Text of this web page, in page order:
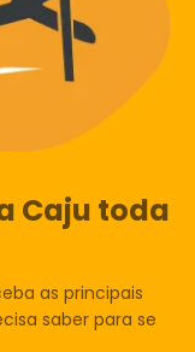
Caju toda
as principais
saber para se